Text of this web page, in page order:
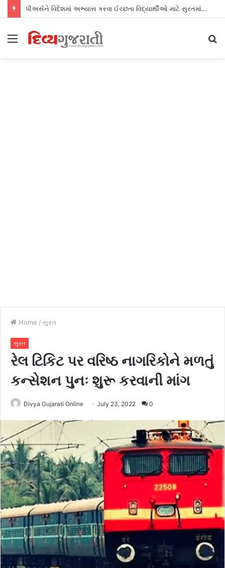
પીઅર્સને વિદેશમાં અભ્યાસ કરવા ઈચ્છતા વિદ્યાર્થીઓ માટે સુરતમાં પીટીઈ પાર્ટનર મીટનું આયોજન કર્યું
Menu
Home / સુરત
સુરત
રેલ ટિકિટ પર વરિષ્ઠ નાગરિકોને મળતું
કન્સેશન પુનઃ શુરૂ કરવાની માંગ
Divya Gujarati Online July 23, 2022 0